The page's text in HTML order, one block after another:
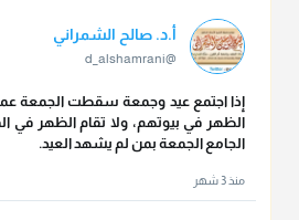
أ.د. صالح الشمراني
@d_alshamrani
إذا اجتمع عيد وجمعة سقطت الجمعة
الظهر في بيوتهم، ولا تقام الظهر في
الجامع الجمعة بمن لم يشهد العيد.
منذ 3 شهر